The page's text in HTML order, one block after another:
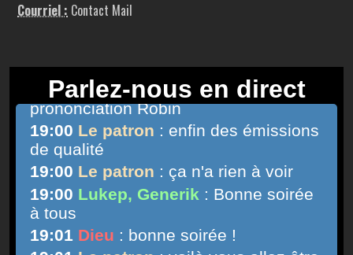
Courriel : Contact Mail